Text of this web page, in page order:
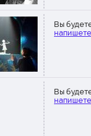
Вы
Вы